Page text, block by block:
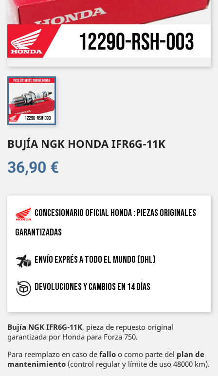
BUJÍA NGK HONDA IFR6G-11K
36,90 €
Concesionario oficial Honda : piezas originales
garantizadas
Envío exprés a todo el mundo (DHL)
Devoluciones y cambios en 14 días
Bujía NGK IFR6G-11K, pieza de repuesto original
garantizada por Honda para Forza 750.
Para reemplazo en caso de fallo o como parte del plan de
mantenimiento (control regular y límite de uso 48000 km).